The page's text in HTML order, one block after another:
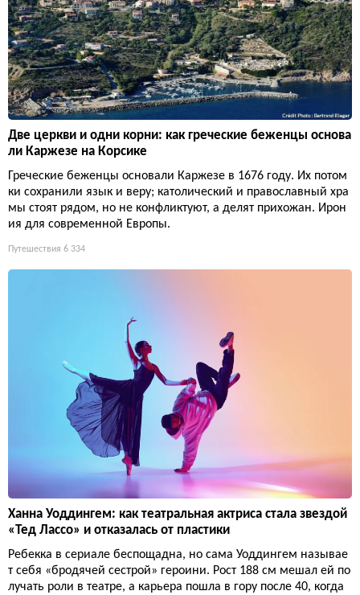
Две церкви и одни корни: как греческие беженцы основа
ли Каржезе на Корсике
Греческие беженцы основали Каржезе в 1676 году. Их потом
ки сохранили язык и веру; католический и православный хра
мы стоят рядом, но не конфликтуют, а делят прихожан. Ирон
ия для современной Европы.
Путешествия 6 334
Ханна Уоддингем: как театральная актриса стала звездой
«Тед Лассо» и отказалась от пластики
Ребекка в сериале беспощадна, но сама Уоддингем называе
т себя «бродячей сестрой» героини. Рост 188 см мешал ей по
лучать роли в театре, а карьера пошла в гору после 40, когда